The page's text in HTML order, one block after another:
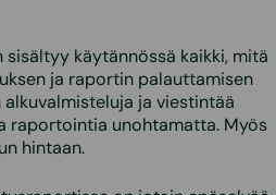
käytännössä kaikki, mitä
ja raportin palauttamisen
ja viestintää
raportointia unohtamatta. Myös
hintaan.